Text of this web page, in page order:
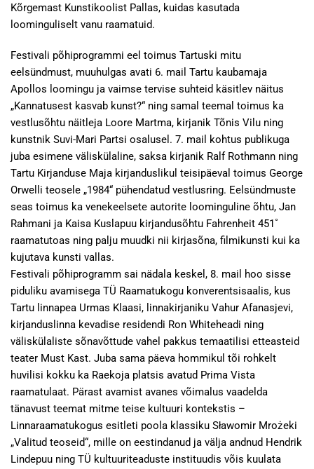
Kõrgemast Kunstikoolist Pallas, kuidas kasutada
loominguliselt vanu raamatuid.
Festivali põhiprogrammi eel toimus Tartuski mitu
eelsündmust, muuhulgas avati 6. mail Tartu kaubamaja
Apollos loomingu ja vaimse tervise suhteid käsitlev näitus
„Kannatusest kasvab kunst?“ ning samal teemal toimus ka
vestlusõhtu näitleja Loore Martma, kirjanik Tõnis Vilu ning
kunstnik Suvi-Mari Partsi osalusel. 7. mail kohtus publikuga
juba esimene väliskülaline, saksa kirjanik Ralf Rothmann ning
Tartu Kirjanduse Maja kirjanduslikul teisipäeval toimus George
Orwelli teosele „1984“ pühendatud vestlusring. Eelsündmuste
seas toimus ka venekeelsete autorite loominguline õhtu, Jan
Rahmani ja Kaisa Kuslapuu kirjandusõhtu Fahrenheit 451˚
raamatutoas ning palju muudki nii kirjasõna, filmikunsti kui ka
kujutava kunsti vallas.
Festivali põhiprogramm sai nädala keskel, 8. mail hoo sisse
piduliku avamisega TÜ Raamatukogu konverentsisaalis, kus
Tartu linnapea Urmas Klaasi, linnakirjaniku Vahur Afanasjevi,
kirjanduslinna kevadise residendi Ron Whiteheadi ning
väliskülaliste sõnavõttude vahel pakkus temaatilisi etteasteid
teater Must Kast. Juba sama päeva hommikul tõi rohkelt
huvilisi kokku ka Raekoja platsis avatud Prima Vista
raamatulaat. Pärast avamist avanes võimalus vaadelda
tänavust teemat mitme teise kultuuri kontekstis –
Linnaraamatukogus esitleti poola klassiku Sławomir Mrożeki
„Valitud teoseid“, mille on eestindanud ja välja andnud Hendrik
Lindepuu ning TÜ kultuuriteaduste instituudis võis kuulata